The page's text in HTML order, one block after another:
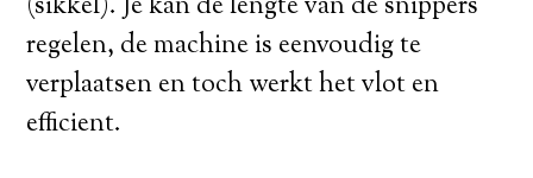
regelen, de machine is eenvoudig te
verplaatsen en toch werkt het vlot en
efficient.